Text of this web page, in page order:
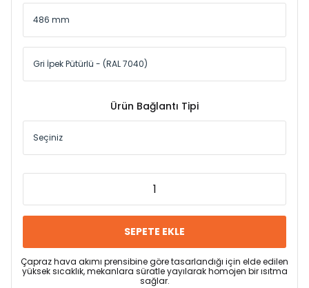
Ürün Bağlantı Tipi
SEPETE EKLE
Çapraz hava akımı prensibine göre tasarlandığı için elde edilen
yüksek sıcaklık, mekanlara süratle yayılarak homojen bir ısıtma
sağlar.